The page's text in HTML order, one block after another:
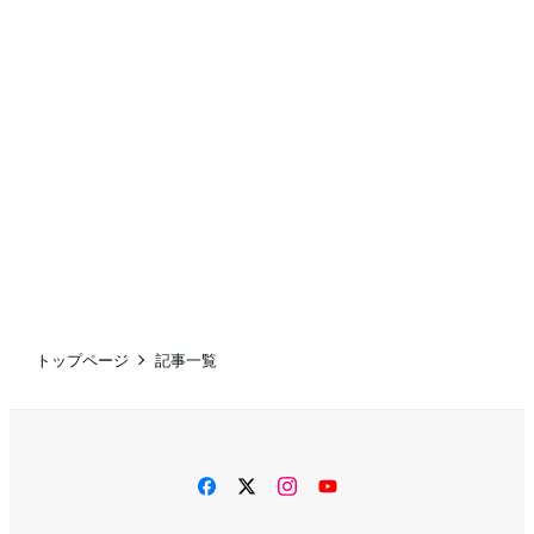
トップページ 記事一覧
facebooktwitterinstagram
YouTube